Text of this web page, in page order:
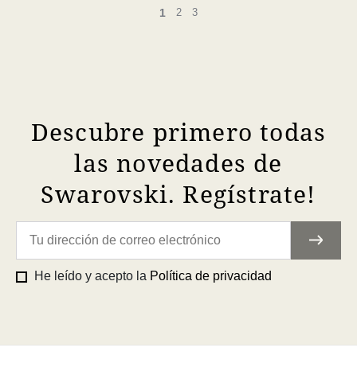
1 2 3
Descubre primero todas
las novedades de
Swarovski. Regístrate!
He leído y acepto la Política de privacidad